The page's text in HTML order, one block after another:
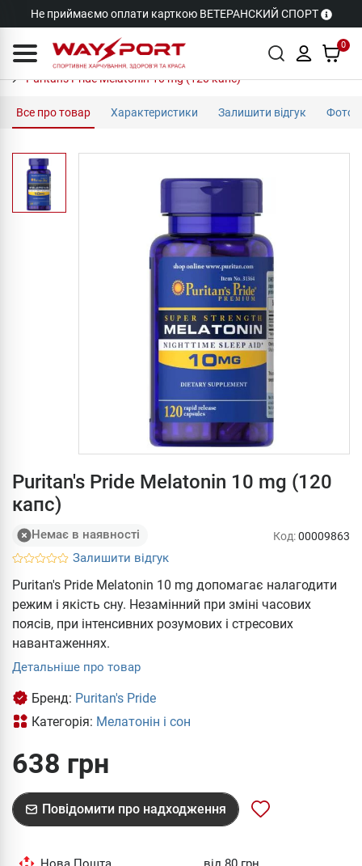
Не приймаємо оплати карткою ВЕТЕРАНСКИЙ СПОРТ
0
Puritan's Pride Melatonin 10 mg (120 капс)
Все про товар Характеристики Залишити відгук Фото
Puritan's Pride Melatonin 10 mg (120
капс)
Немає в наявності
Залишити відгук
Код:00009863
Puritan's Pride Melatonin 10 mg допомагає налагодити
режим і якість сну. Незамінний при зміні часових
поясів, при інтенсивних розумових і стресових
навантаженнях.
Детальніше про товар
Бренд: Puritan's Pride
Категорія: Мелатонін і сон
638 грн
Повідомити про надходження